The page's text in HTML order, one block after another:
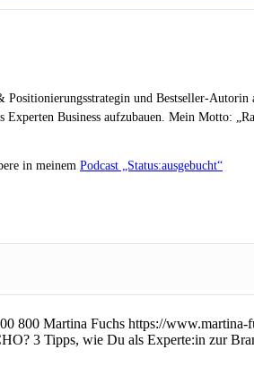
Positionierungsstrategin und Bestseller-
Business aufzubauen. Mein Motto:
in meinem Podcast „Status:ausgebucht“
800 Martina Fuchs https://www.martina-
3 Tipps, wie Du als Experte:in zur